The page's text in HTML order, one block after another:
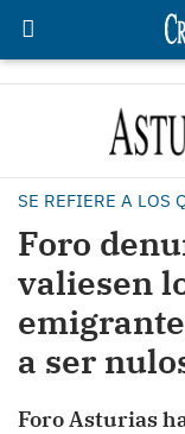
SE REFIERE A LOS
Foro
valiesen
a ser
Foro Asturias